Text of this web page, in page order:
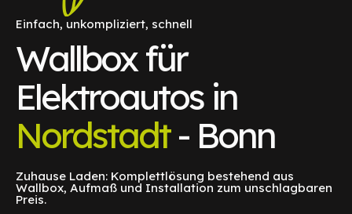
Einfach, unkompliziert, schnell
Wallbox für
Elektroautos in
Nordstadt- Bonn
Zuhause Laden: Komplettlösung bestehend aus
Wallbox, Aufmaß und Installation zum unschlagbaren
Preis.